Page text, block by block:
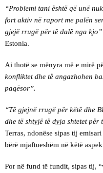
“Problemi tani është që unë
fort aktiv në raport me palën
gjejë rrugë për të dalë nga kjo”
Estonia.
Ai thotë se mënyra më e mirë
konfliktet dhe të angazhohen
paqësor”.
“Të gjejnë rrugë për këtë dhe
dhe të shtyjë të dyja shtetet për
Terras, ndonëse sipas tij
bërë mjaftueshëm në këtë
Por në fund të fundit, sipas tij,